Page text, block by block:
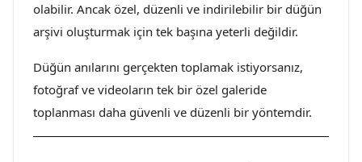
olabilir. Ancak özel, düzenli ve indirilebilir bir düğün
arşivi oluşturmak için tek başına yeterli değildir.
Düğün anılarını gerçekten toplamak istiyorsanız,
fotoğraf ve videoların tek bir özel galeride
toplanması daha güvenli ve düzenli bir yöntemdir.